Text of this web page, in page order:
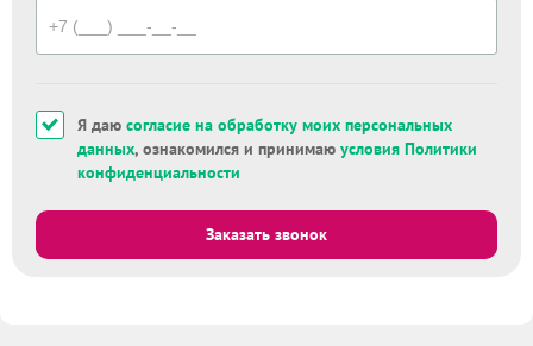
Я даю согласие на обработку моих персональных
данных, ознакомился и принимаю условия Политики
конфиденциальности
Заказать звонок